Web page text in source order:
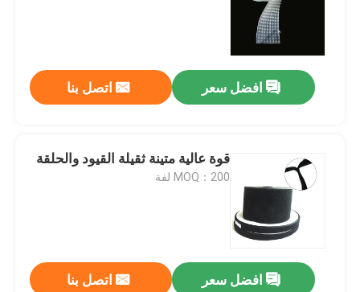
المنتجات
حول بنا
ضبط الجودة
افضل سعر اتصل بنا
قوة عالية متينة ثقيلة القيود والحلقة
MOQ：200 لفة
افضل سعر اتصل بنا